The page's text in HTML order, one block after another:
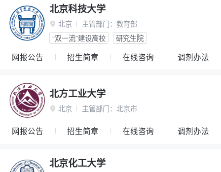
北京科技大学
 北京 主管部门： 教育部
“双一流”建设高校
研究生院
网报公告 招生简章 在线咨询 调剂办法
北方工业大学
 北京 主管部门： 北京市
网报公告 招生简章 在线咨询 调剂办法
北京化工大学